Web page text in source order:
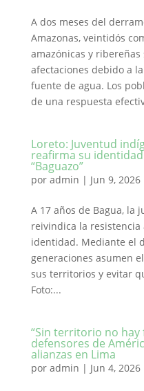
A dos meses del
Amazonas, veintidós
amazónicas y
afectaciones debido a
fuente de agua. Los
de una respuesta
Loreto: Juventud
reafirma su
“Baguazo”
por admin | Jun 9, 2026
A 17 años de Bagua, la
reivindica la
identidad. Mediante el
generaciones asumen
sus territorios y evitar
Foto:...
“Sin territorio no hay
defensores de
alianzas en Lima
por admin | Jun 4, 2026